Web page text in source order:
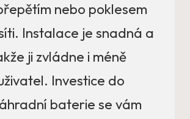
nebo poklesem
Instalace je snadná a
ji zvládne i méně
Investice do
baterie se vám